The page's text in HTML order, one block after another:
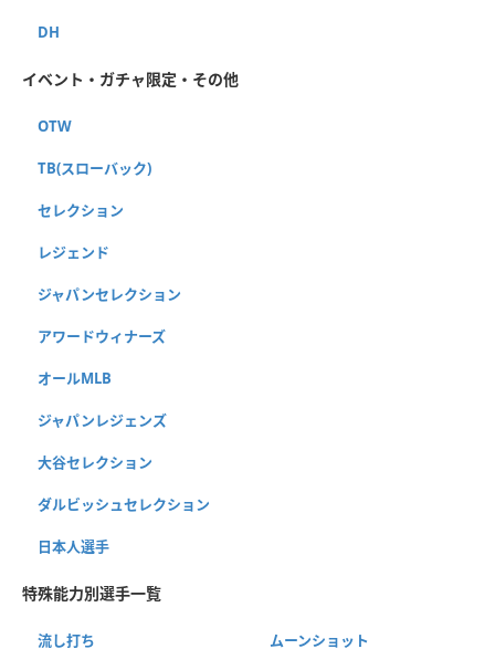
DH
イベント・ガチャ限定・その他
OTW
TB(スローバック)
セレクション
レジェンド
ジャパンセレクション
アワードウィナーズ
オールMLB
ジャパンレジェンズ
大谷セレクション
ダルビッシュセレクション
日本人選手
特殊能力別選手一覧
流し打ち ムーンショット